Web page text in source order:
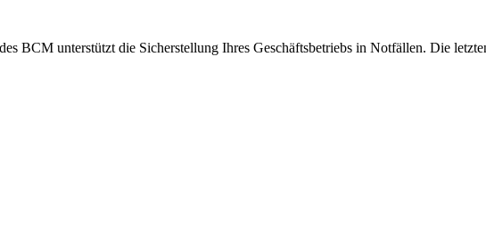
BCM unterstützt die Sicherstellung Ihres Geschäftsbetriebs in Notfällen. Die